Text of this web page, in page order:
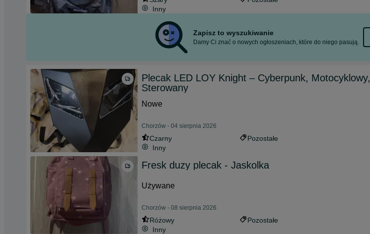
Inny
Zapisz to wyszukiwanie
Damy Ci znać o nowych ogłoszeniach, które do niego pasują.
Plecak LED LOY Knight – Cyberpunk, Motocyklowy,
Sterowany
Nowe
Chorzów - 04 sierpnia 2026
Czarny
Pozostałe
Inny
Fresk duzy plecak - Jaskolka
Używane
Chorzów - 08 sierpnia 2026
Różowy
Pozostałe
Inny